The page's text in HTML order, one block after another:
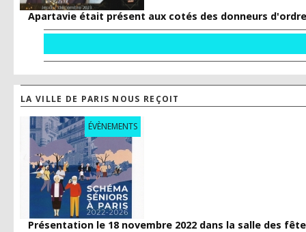
Apartavie était présent aux cotés des donneurs
LA VILLE DE PARIS NOUS REÇOIT
ÉVÈNEMENTS
Présentation le 18 novembre 2022 dans la salle des